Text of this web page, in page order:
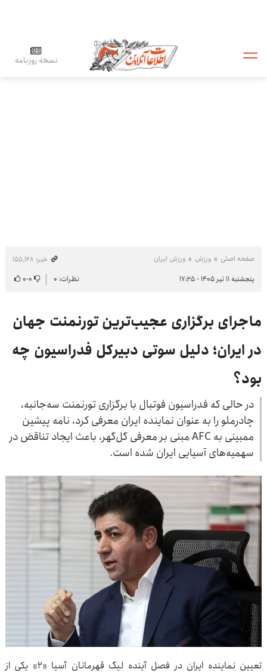
نسخه روزنامه
صفحه اصلی ورزش ورزش ایران
خبر: ۱۵۵٬۱۲۸
پنجشنبه ۱۱ تیر ۱۴۰۵ - ۱۷:۲۵
نظرات: ۰ ۰-۰
ماجرای برگزاری عجیب‌ترین تورنمنت جهان
در ایران؛ دلیل سوتی دبیرکل فدراسیون چه
بود؟
در حالی که فدراسیون فوتبال با برگزاری تورنمنت سه‌جانبه،
چادرملو را به عنوان نماینده ایران معرفی کرد، نامه پیشین
ممبینی به AFC مبنی بر معرفی گل‌گهر، باعث ایجاد تناقض در
سهمیه‌های آسیایی ایران شده است.
تعیین نماینده ایران در فصل آینده لیگ قهرمانان آسیا «۲» یکی از